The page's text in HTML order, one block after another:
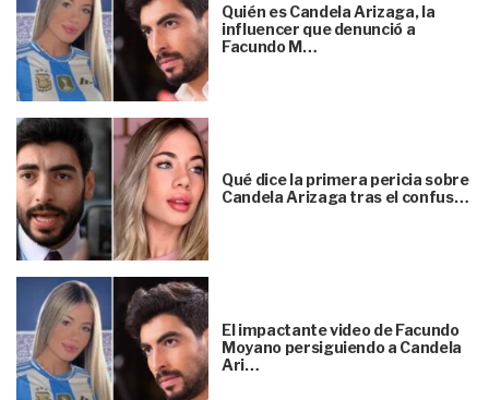
Quién es Candela Arizaga, la
influencer que denunció a
Facundo M…
Qué dice la primera pericia sobre
Candela Arizaga tras el confus…
El impactante video de Facundo
Moyano persiguiendo a Candela
Ari…